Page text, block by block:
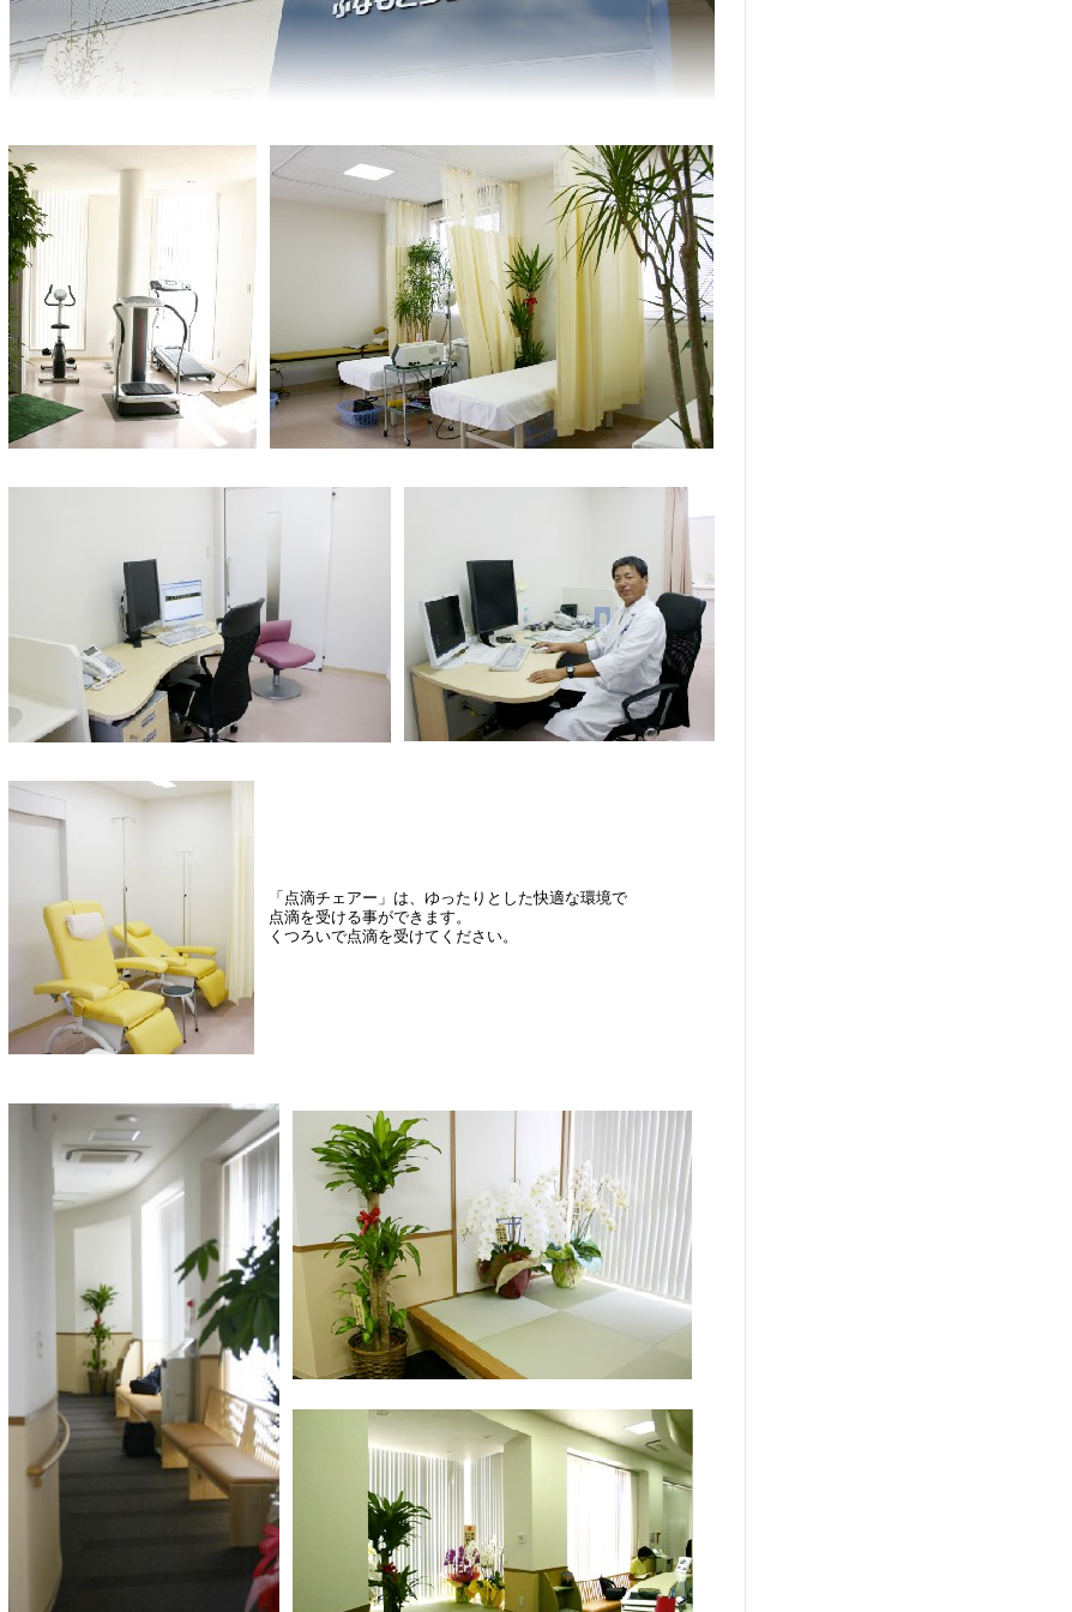
「点滴チェアー」は、ゆったりとした快適な環境で
点滴を受ける事ができます。
くつろいで点滴を受けてください。